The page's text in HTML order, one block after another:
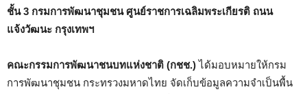
ชั้น3 กรมการพัฒนาชุมชน ศูนย์ราชการเฉลิมพระเกียรติ ถนน
แจ้งวัฒนะ กรุงเทพฯ
คณะกรรมการพัฒนาชนบทแห่งชาติ (กชช.)ได้มอบหมายให้กรม
การพัฒนาชุมชน กระทรวงมหาดไทย จัดเก็บข้อมูลความจำเป็นพื้น